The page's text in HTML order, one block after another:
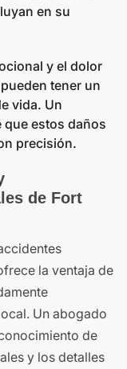
en su
y el dolor
tener un
vida. Un
que estos daños
precisión.
de Fort
la ventaja de
Un abogado
de
y los detalles